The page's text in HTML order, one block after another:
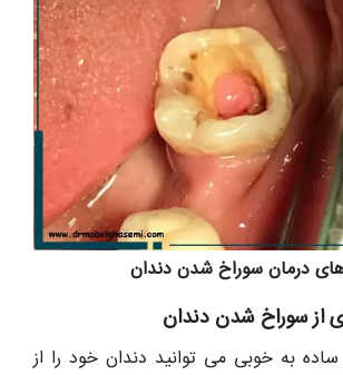
های درمان سوراخ شدن دندان
از سوراخ شدن دندان
ساده به خوبی می توانید دندان خود را از